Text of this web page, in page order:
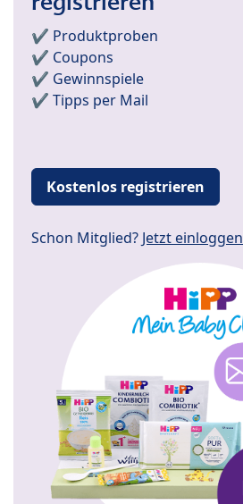
✔️ Produktproben
✔️ Coupons
✔️ Gewinnspiele
✔️ Tipps per Mail
Kostenlos registrieren
Schon Mitglied? Jetzt einloggen